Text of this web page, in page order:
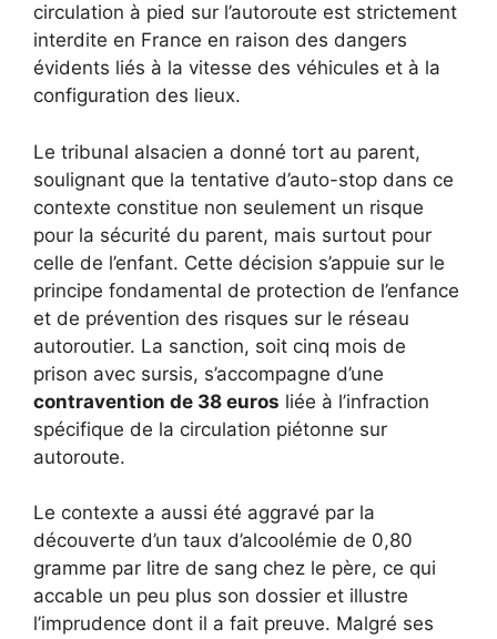
circulation à pied sur l’autoroute est strictement
interdite en France en raison des dangers
évidents liés à la vitesse des véhicules et à la
configuration des lieux.
Le tribunal alsacien a donné tort au parent,
soulignant que la tentative d’auto-stop dans ce
contexte constitue non seulement un risque
pour la sécurité du parent, mais surtout pour
celle de l’enfant. Cette décision s’appuie sur le
principe fondamental de protection de l’enfance
et de prévention des risques sur le réseau
autoroutier. La sanction, soit cinq mois de
prison avec sursis, s’accompagne d’une
contravention de 38 euros liée à l’infraction
spécifique de la circulation piétonne sur
autoroute.
Le contexte a aussi été aggravé par la
découverte d’un taux d’alcoolémie de 0,80
gramme par litre de sang chez le père, ce qui
accable un peu plus son dossier et illustre
l’imprudence dont il a fait preuve. Malgré ses